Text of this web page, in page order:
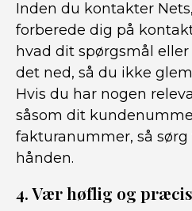
Inden du kontakter
forberede dig på
hvad dit spørgsmål
det ned, så du ikke
Hvis du har nogen
såsom dit
fakturanummer, så
hånden.
4. Vær høflig og præcis